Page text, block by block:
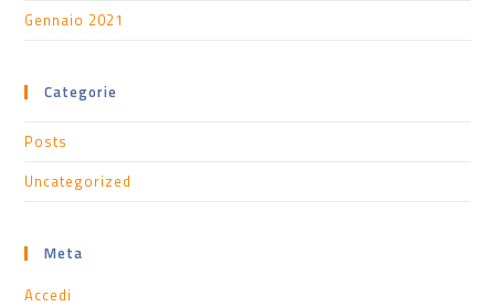
Gennaio 2021
Categorie
Posts
Uncategorized
Meta
Accedi